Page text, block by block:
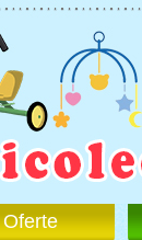
Oferte